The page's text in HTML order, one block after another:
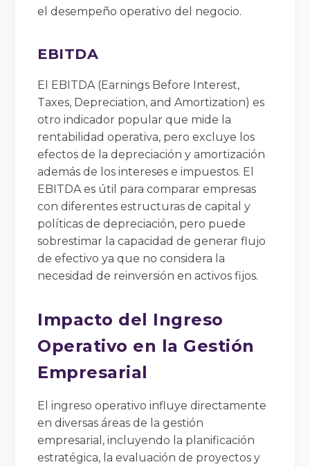
el desempeño operativo del negocio.
EBITDA
El EBITDA (Earnings Before Interest,
Taxes, Depreciation, and Amortization) es
otro indicador popular que mide la
rentabilidad operativa, pero excluye los
efectos de la depreciación y amortización
además de los intereses e impuestos. El
EBITDA es útil para comparar empresas
con diferentes estructuras de capital y
políticas de depreciación, pero puede
sobrestimar la capacidad de generar flujo
de efectivo ya que no considera la
necesidad de reinversión en activos fijos.
Impacto del Ingreso
Operativo en la Gestión
Empresarial
El ingreso operativo influye directamente
en diversas áreas de la gestión
empresarial, incluyendo la planificación
estratégica, la evaluación de proyectos y